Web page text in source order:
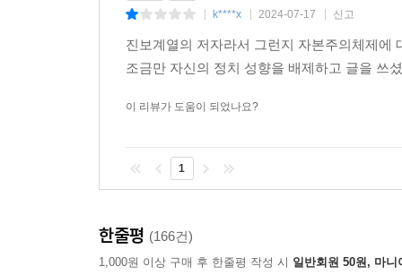
k****x 2024-07-17 신고
진보계열의 저자라서 그런지 자본주의체제에
조금만 자신의 정치 성향을 배제하고 글을 쓰
이 리뷰가 도움이 되었나요?
1
한줄평 (166건)
1,000원 이상 구매 후 한줄평 작성 시 일반회원 50원, 마니